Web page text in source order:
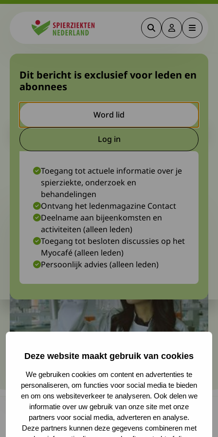
Deze website maakt gebruik van cookies
We gebruiken cookies om content en advertenties te
personaliseren, om functies voor social media te bieden
en om ons websiteverkeer te analyseren. Ook delen we
informatie over uw gebruik van onze site met onze
partners voor social media, adverteren en analyse.
Deze partners kunnen deze gegevens combineren met
ZoekenDeze link
Menu
Natuurlijk beloop van
dynamine-2-gerelateerde
centronucleaire myopathie
Let op. Dit is een ouder bericht. Het kan zijn dat de inhoud niet
meer actueel is.
Maarten Tanis, diagnosewerkgroep Congenitale en metabole
myopathieën
Dit bericht is exclusief voor leden en
abonnees
Word lid
Log inDeze link gaat naar een
Toegang tot actuele informatie over je
spierziekte, onderzoek en
behandelingen
Ontvang het ledenmagazine Contact
Deelname aan bijeenkomsten en
activiteiten (alleen leden)
Toegang tot besloten discussies op het
Myocafé (alleen leden)
Persoonlijk advies (alleen leden)